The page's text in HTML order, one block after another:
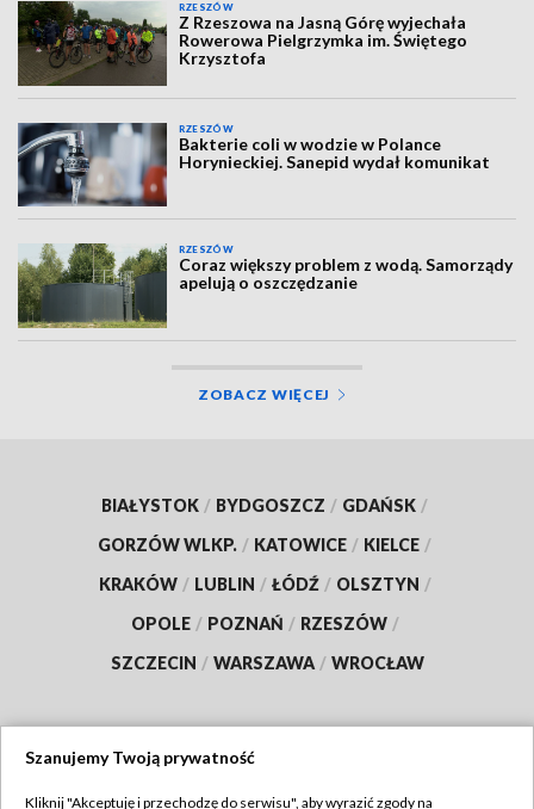
RZESZÓW
Z Rzeszowa na Jasną Górę wyjechała
Rowerowa Pielgrzymka im. Świętego
Krzysztofa
RZESZÓW
Bakterie coli w wodzie w Polance
Horynieckiej. Sanepid wydał komunikat
RZESZÓW
Coraz większy problem z wodą. Samorządy
apelują o oszczędzanie
ZOBACZ WIĘCEJ
BIAŁYSTOK / BYDGOSZCZ / GDAŃSK /
GORZÓW WLKP. / KATOWICE / KIELCE /
KRAKÓW / LUBLIN / ŁÓDŹ / OLSZTYN /
OPOLE / POZNAŃ / RZESZÓW /
SZCZECIN / WARSZAWA / WROCŁAW
Szanujemy Twoją prywatność
Kliknij "Akceptuję i przechodzę do serwisu", aby wyrazić zgody na